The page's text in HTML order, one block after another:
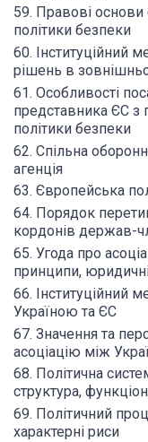
59. Правові основи
політики безпеки
60. Інституційний
рішень в
61. Особливості
представника ЄС з
політики безпеки
62. Спільна
агенція
63. Європейська
64. Порядок
кордонів держав-
65. Угода про
принципи,
66. Інституційний
Україною та ЄС
67. Значення та
асоціацію між
68. Політична
структура,
69. Політичний
характерні риси